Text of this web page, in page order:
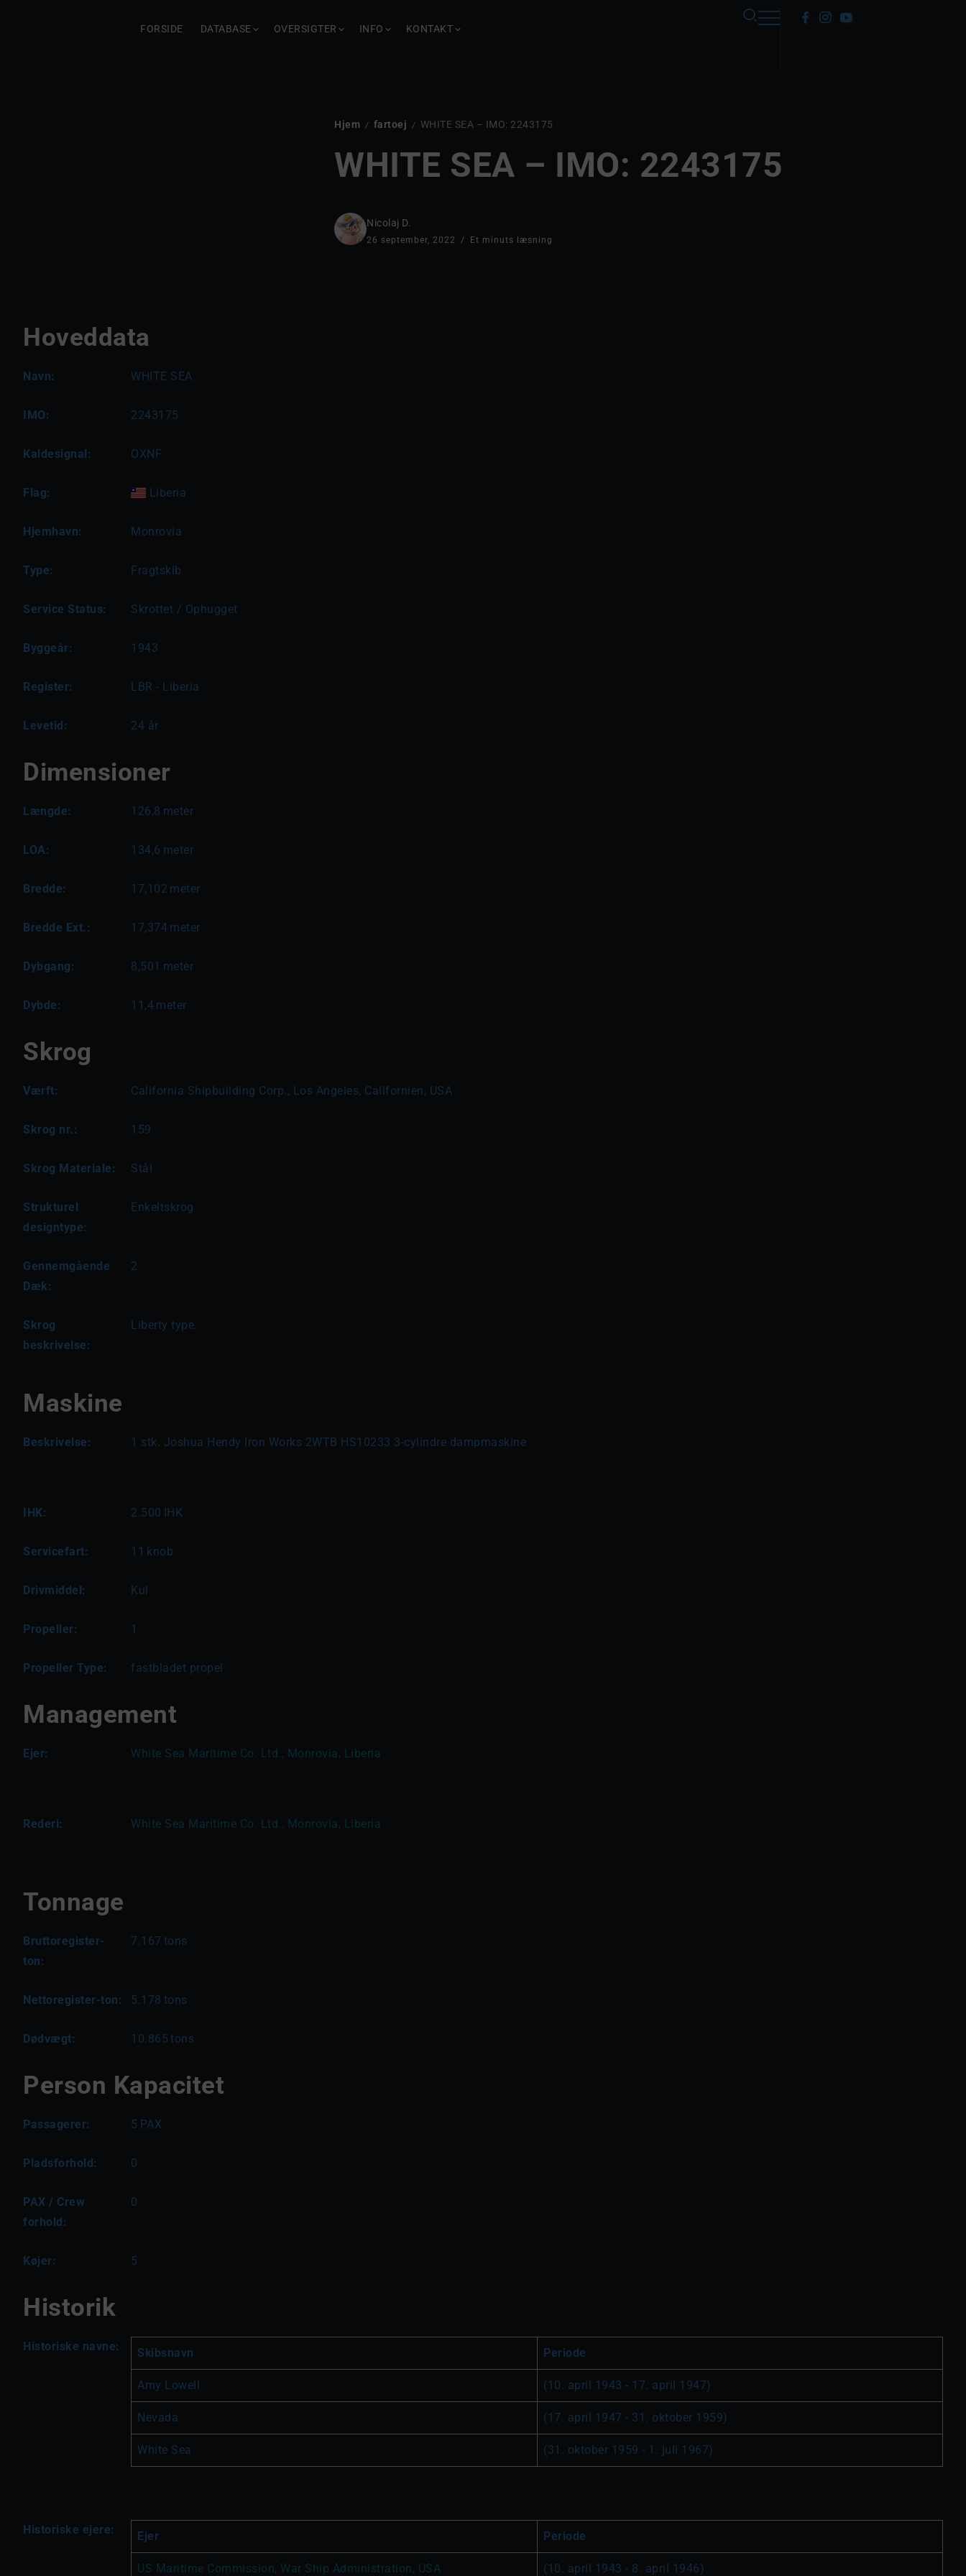
FORSIDE DATABASE OVERSIGTER INFO KONTAKT
Hjem / fartoej / WHITE SEA – IMO: 2243175
WHITE SEA – IMO: 2243175
Nicolaj D.
26 september, 2022 Et minuts læsning
Hoveddata
Navn: WHITE SEA
IMO: 2243175
Kaldesignal: OXNF
Flag: Liberia
Hjemhavn: Monrovia
Type: Fragtskib
Service Status: Skrottet / Ophugget
Byggeår: 1943
Register: LBR - Liberia
Levetid: 24 år
Dimensioner
Længde: 126,8 meter
LOA: 134,6 meter
Bredde: 17,102 meter
Bredde Ext.: 17,374 meter
Dybgang: 8,501 meter
Dybde: 11,4 meter
Skrog
Værft: California Shipbuilding Corp., Los Angeles, Californien, USA
Skrog nr.: 159
Skrog Materiale: Stål
Strukturel
designtype:
Enkeltskrog
Gennemgående
Dæk:
2
Skrog
beskrivelse:
Liberty type.
Maskine
Beskrivelse: 1 stk. Joshua Hendy Iron Works 2WTB HS10233 3-cylindre dampmaskine
IHK: 2.500 IHK
Servicefart: 11 knob
Drivmiddel: Kul
Propeller: 1
Propeller Type: fastbladet propel
Management
Ejer: White Sea Maritime Co. Ltd., Monrovia, Liberia
Rederi: White Sea Maritime Co. Ltd., Monrovia, Liberia
Tonnage
Bruttoregister-
ton:
7.167 tons
Nettoregister-ton: 5.178 tons
Dødvægt: 10.865 tons
Person Kapacitet
Passagerer: 5 PAX
Pladsforhold: 0
PAX / Crew
forhold:
0
Køjer: 5
Historik
Historiske navne: Skibsnavn Periode
Amy Lowell (10. april 1943 - 17. april 1947)
Nevada (17. april 1947 - 31. oktober 1959)
White Sea (31. oktober 1959 - 1. juli 1967)
Historiske ejere: Ejer Periode
US Maritime Commission, War Ship Administration, USA (10. april 1943 - 8. april 1946)